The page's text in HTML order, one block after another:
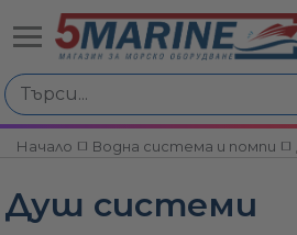
Избери по
Начало Водна система и помпи
Душ системи